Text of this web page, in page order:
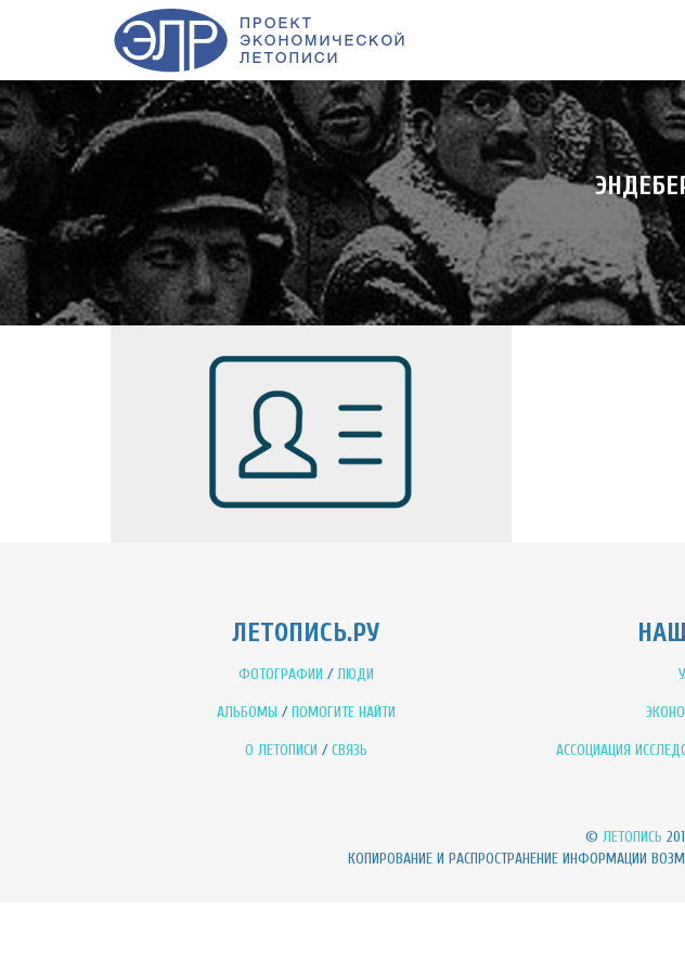
ЛЕТОПИСЬ.РУ
ФОТОГРАФИИ /ЛЮДИ
АЛЬБОМЫ /ПОМОГИТЕ НАЙТИ
О ЛЕТОПИСИ /СВЯЗЬ АССОЦИАЦИЯ
© ЛЕТОПИСЬ
КОПИРОВАНИЕ И РАСПРОСТРАНЕНИЕ ИНФОРМАЦИИ